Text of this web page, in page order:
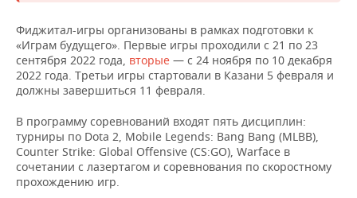
КИБЕРСПОРТ
ФИГУРНОЕ КАТАНИЕ
ВОДНЫЕ ВИДЫ СПОРТА
ХОККЕЙ С МЯЧОМ
КУЛЬТУРА
МЕДИЦИНА
ОБРАЗОВАНИЕ
ПРОИСШЕСТВИЯ
СПИСОК КОМПАНИЙ
Фиджитал-игры организованы в рамках подготовки к
«Играм будущего». Первые игры проходили с 21 по 23
сентября 2022 года, вторые — с 24 ноября по 10 декабря
2022 года. Третьи игры стартовали в Казани 5 февраля и
должны завершиться 11 февраля.
В программу соревнований входят пять дисциплин:
турниры по Dota 2, Mobile Legends: Bang Bang (MLBB),
Counter Strike: Global Offensive (CS:GO), Warface в
сочетании с лазертагом и соревнования по скоростному
прохождению игр.